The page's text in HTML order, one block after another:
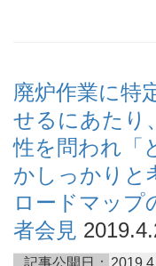
廃炉作業に特
せるにあたり
性を問われ「
かしっかりと
ロードマップ
者会見
記事公開日：